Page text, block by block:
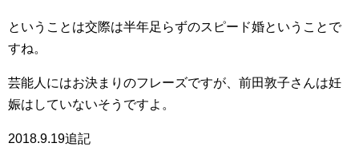
ということは交際は半年足らずのスピード婚ということで
すね。
芸能人にはお決まりのフレーズですが、前田敦子さんは妊
娠はしていないそうですよ。
2018.9.19追記